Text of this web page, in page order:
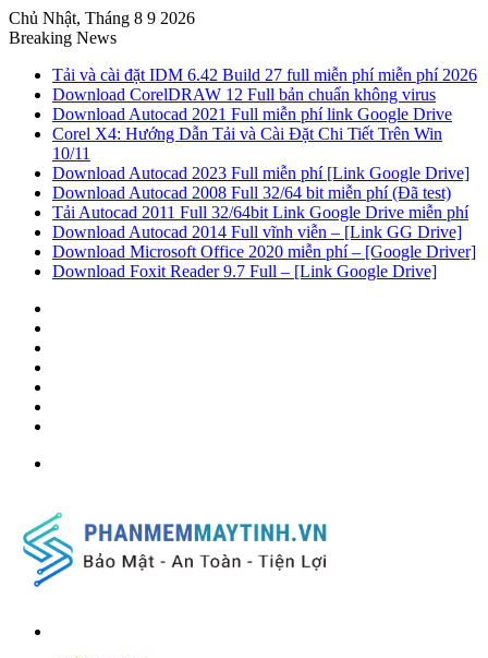
Chủ Nhật, Tháng 8 9 2026
Breaking News
Tải và cài đặt IDM 6.42 Build 27 full miễn phí miễn phí 2026
Download CorelDRAW 12 Full bản chuẩn không virus
Download Autocad 2021 Full miễn phí link Google Drive
Corel X4: Hướng Dẫn Tải và Cài Đặt Chi Tiết Trên Win
10/11
Download Autocad 2023 Full miễn phí [Link Google Drive]
Download Autocad 2008 Full 32/64 bit miễn phí (Đã test)
Tải Autocad 2011 Full 32/64bit Link Google Drive miễn phí
Download Autocad 2014 Full vĩnh viễn – [Link GG Drive]
Download Microsoft Office 2020 miễn phí – [Google Driver]
Download Foxit Reader 9.7 Full – [Link Google Drive]